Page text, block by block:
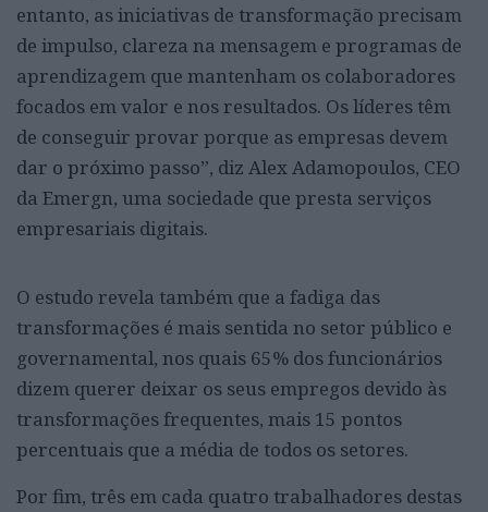
entanto, as iniciativas de transformação precisam
de impulso, clareza na mensagem e programas de
aprendizagem que mantenham os colaboradores
focados em valor e nos resultados. Os líderes têm
de conseguir provar porque as empresas devem
dar o próximo passo”, diz Alex Adamopoulos, CEO
da Emergn, uma sociedade que presta serviços
empresariais digitais.
O estudo revela também que a fadiga das
transformações é mais sentida no setor público e
governamental, nos quais 65% dos funcionários
dizem querer deixar os seus empregos devido às
transformações frequentes, mais 15 pontos
percentuais que a média de todos os setores.
Por fim, três em cada quatro trabalhadores destas